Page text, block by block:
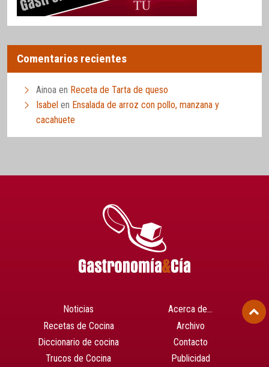
Comentarios recientes
Ainoa en Receta de Tarta de queso
Isabel en Ensalada de arroz con pollo, manzana y
cacahuete
Noticias
Recetas de Cocina
Diccionario de cocina
Trucos de Cocina
Acerca de…
Archivo
Contacto
Publicidad